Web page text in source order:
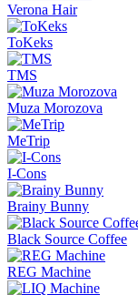
Verona Hair
ToKeks
TMS
Muza Morozova
MeTrip
I-Cons
Brainy Bunny
Black Source Coffee
REG Machine